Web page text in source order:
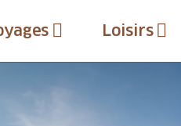
Loisirs